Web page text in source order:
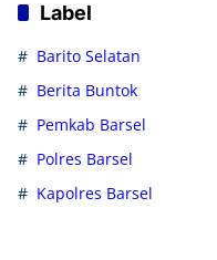
Label
Barito Selatan
Berita Buntok
Pemkab Barsel
Polres Barsel
Kapolres Barsel